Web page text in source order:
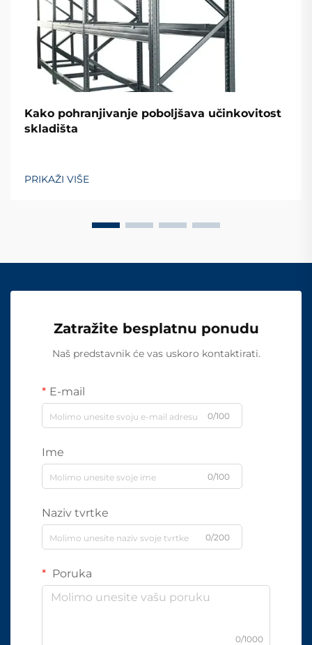
Kako pohranjivanje poboljšava učinkovitost
skladišta
PRIKAŽI VIŠE
Zatražite besplatnu ponudu
Naš predstavnik će vas uskoro kontaktirati.
E-mail
0/100
Ime
0/100
Naziv tvrtke
0/200
Poruka
0/1000